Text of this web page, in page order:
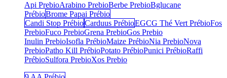
Api PrebioArabino PrebioBerbe PrebioBglucane
PrébioBrome Papai Prébio
Candi Stop PrébioCarduus PrébioEGCG Thé Vert PrébioFos
PrebioFuco PrebioGrena PrebioGos Prebio
Inulin PrebioIsofla PrébioMaize PrébioNia PrebioNova
PrebioPatho Kill PrébioPotato PrébioPunici PrébioRaffi
PrébioSulfora PrebioXos Prebio